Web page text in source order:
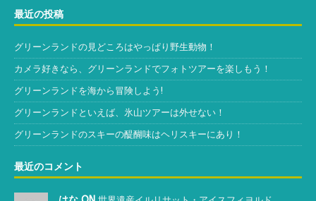
最近の投稿
グリーンランドの見どころはやっぱり野生動物！
カメラ好きなら、グリーンランドでフォトツアーを楽しもう！
グリーンランドを海から冒険しよう!
グリーンランドといえば、氷山ツアーは外せない！
グリーンランドのスキーの醍醐味はヘリスキーにあり！
最近のコメント